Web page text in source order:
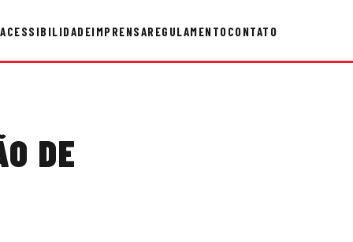
ACESSIBILIDADEIMPRENSAREGULAMENTOCONTATO
DE